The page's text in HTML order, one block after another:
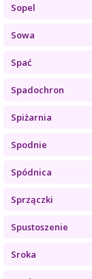
Sopel
Sowa
Spać
Spadochron
Spiżarnia
Spodnie
Spódnica
Sprzączki
Spustoszenie
Sroka